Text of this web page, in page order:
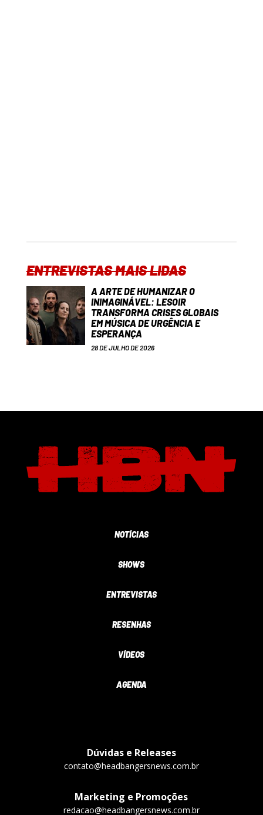
ENTREVISTAS MAIS LIDAS
A ARTE DE HUMANIZAR O
INIMAGINÁVEL: LESOIR
TRANSFORMA CRISES GLOBAIS
EM MÚSICA DE URGÊNCIA E
ESPERANÇA
28 DE JULHO DE 2026
NOTÍCIAS
SHOWS
ENTREVISTAS
RESENHAS
VÍDEOS
AGENDA
Dúvidas e Releases
contato@headbangersnews.com.br
Marketing e Promoções
redacao@headbangersnews.com.br